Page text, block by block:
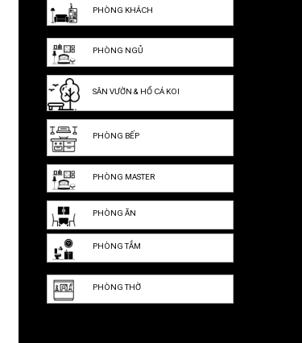
PHÒNG KHÁCH
PHÒNG NGỦ
SÂN VƯỜN & HỒ CÁ KOI
PHÒNG BẾP
PHÒNG MASTER
PHÒNG ĂN
PHÒNG TẮM
PHÒNG THỜ